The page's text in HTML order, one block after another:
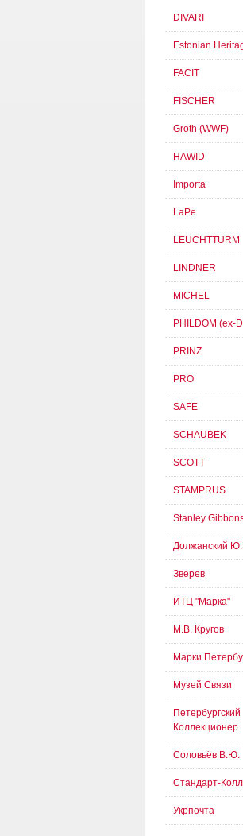
DIVARI
Estonian
FACIT
FISCHER
Groth (WWF)
HAWID
Importa
LaPe
LEUCHTTURM
LINDNER
MICHEL
PHILDOM (ex-
PRINZ
PRO
SAFE
SCHAUBEK
SCOTT
STAMPRUS
Stanley
Должанский
Зверев
ИТЦ "Марка"
М.В. Кругов
Марки
Музей Связи
Петербургский
Коллекционер
Соловьёв В.Ю.
Стандарт-
Укрпочта